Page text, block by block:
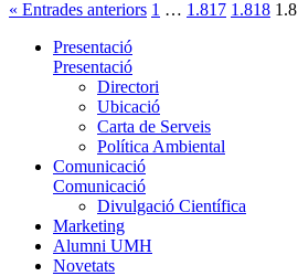
« Entrades anteriors 1 … 1.817 1.818
Presentació
Presentació
Directori
Ubicació
Carta de Serveis
Política Ambiental
Comunicació
Comunicació
Divulgació Científica
Marketing
Alumni UMH
Novetats